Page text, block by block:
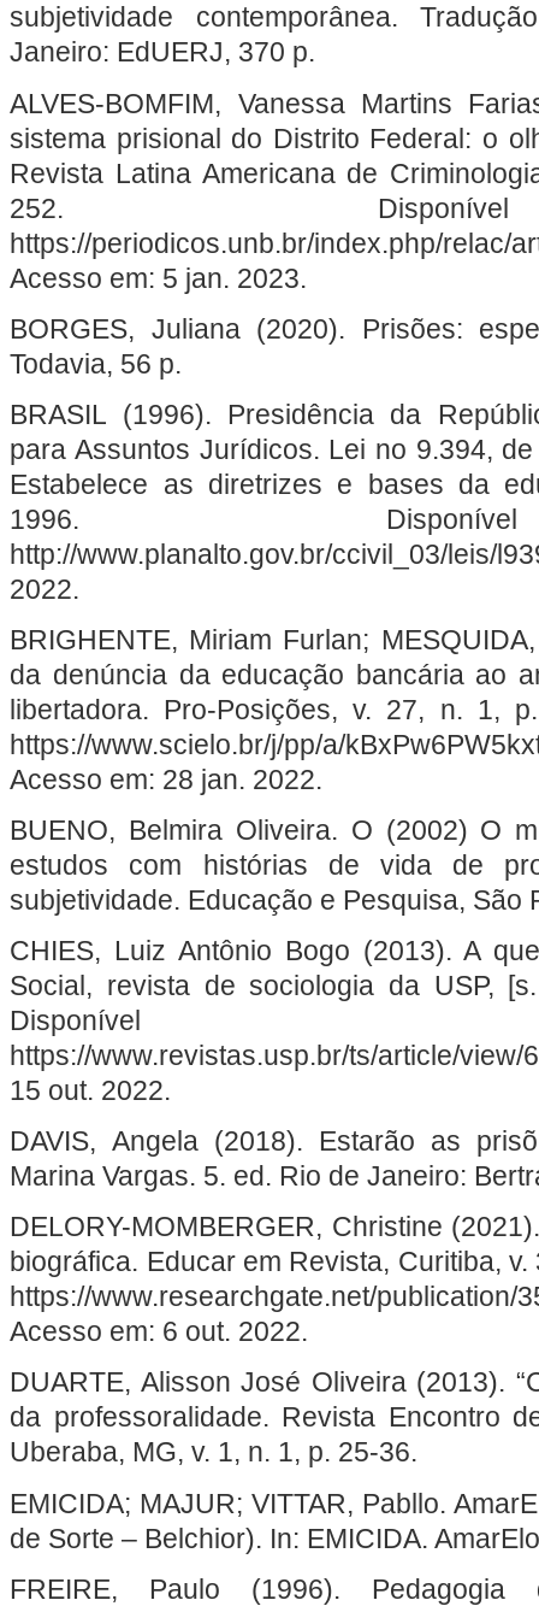
subjetividade contemporânea.
Janeiro: EdUERJ, 370 p.
ALVES-BOMFIM, Vanessa Martins
sistema prisional do Distrito Federal: o
Revista Latina Americana de
252.
https://periodicos.unb.br/index.php/relac/
Acesso em: 5 jan. 2023.
BORGES, Juliana (2020). Prisões:
Todavia, 56 p.
BRASIL (1996). Presidência da
para Assuntos Jurídicos. Lei no 9.394,
Estabelece as diretrizes e bases da
1996.
http://www.planalto.gov.br/ccivil_03/leis/
2022.
BRIGHENTE, Miriam Furlan;
da denúncia da educação bancária ao
libertadora. Pro-Posições, v. 27, n. 1,
https://www.scielo.br/j/pp/a/
Acesso em: 28 jan. 2022.
BUENO, Belmira Oliveira. O (2002) O
estudos com histórias de vida de
subjetividade. Educação e Pesquisa, São
CHIES, Luiz Antônio Bogo (2013). A
Social, revista de sociologia da USP,
https://www.revistas.usp.br/ts/article/
15 out. 2022.
DAVIS, Angela (2018). Estarão as
Marina Vargas. 5. ed. Rio de Janeiro:
DELORY-MOMBERGER, Christine
biográfica. Educar em Revista, Curitiba,
https://www.researchgate.net/
Acesso em: 6 out. 2022.
DUARTE, Alisson José Oliveira (2013).
da professoralidade. Revista Encontro
Uberaba, MG, v. 1, n. 1, p. 25-36.
EMICIDA; MAJUR; VITTAR, Pabllo.
de Sorte – Belchior). In: EMICIDA.
FREIRE, Paulo (1996). Pedagogia